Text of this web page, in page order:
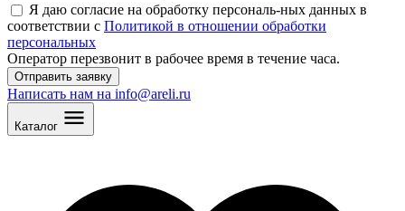
Я даю согласие на обработку персональ-ных данных в
соответствии с Политикой в отношении обработки
персональных
Оператор перезвонит в рабочее время в течение часа.
Отправить заявку
Написать нам на info@areli.ru
Каталог